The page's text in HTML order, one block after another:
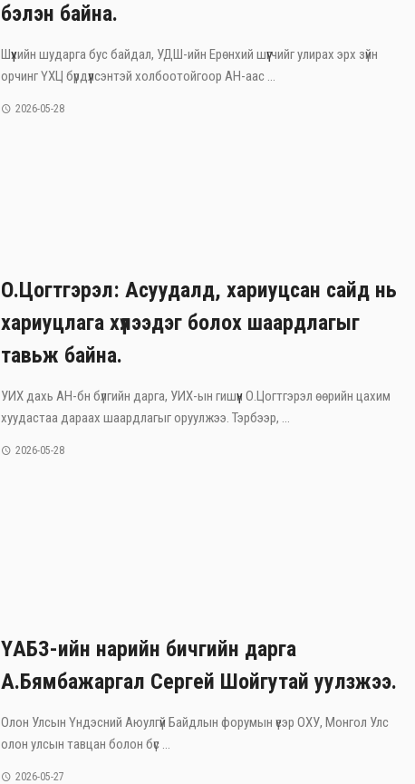
бэлэн байна.
Шүүхийн шударга бус байдал, УДШ-ийн Ерөнхий шүүгчийг улирах эрх зүйн
орчинг ҮХЦ бүрдүүлсэнтэй холбоотойгоор АН-аас ...
2026-05-28
О.Цогтгэрэл: Асуудалд, хариуцсан сайд нь
хариуцлага хүлээдэг болох шаардлагыг
тавьж байна.
УИХ дахь АН-бн бүлгийн дарга, УИХ-ын гишүүн О.Цогтгэрэл өөрийн цахим
хуудастаа дараах шаардлагыг оруулжээ. Тэрбээр, ...
2026-05-28
ҮАБЗ-ийн нарийн бичгийн дарга
А.Бямбажаргал Сергей Шойгутай уулзжээ.
Олон Улсын Үндэсний Аюулгүй Байдлын форумын үеэр ОХУ, Монгол Улс
олон улсын тавцан болон бүс ...
2026-05-27